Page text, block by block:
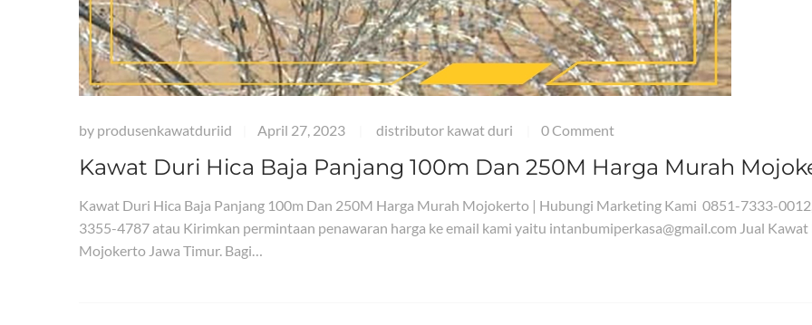
by produsenkawatduriid April 27, 2023 distributor kawat duri 0 Comment
Kawat Duri Hica Baja Panjang 100m Dan 250M Harga Murah
Kawat Duri Hica Baja Panjang 100m Dan 250M Harga Murah Mojokerto | Hubungi Marketing Kami 0851-7333-
3355-4787 atau Kirimkan permintaan penawaran harga ke email kami yaitu intanbumiperkasa@gmail.com Jual
Mojokerto Jawa Timur. Bagi…